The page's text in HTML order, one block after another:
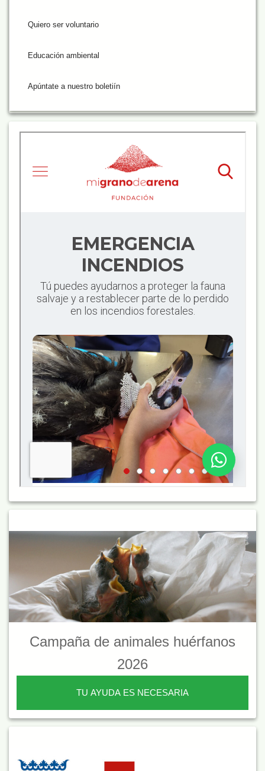
Quiero ser voluntario
Educación ambiental
Apúntate a nuestro boletiín
Campaña de animales huérfanos
2026
TU AYUDA ES NECESARIA